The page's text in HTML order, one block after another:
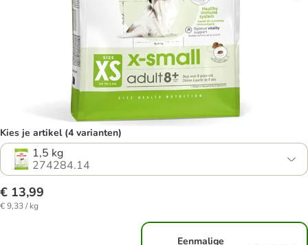
Kies je artikel (4 varianten)
1,5 kg
274284.14
€ 13,99
€ 9,33 / kg
Eenmalige